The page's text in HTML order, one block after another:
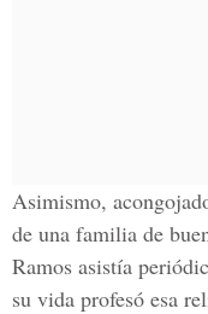
Asimismo,
de una familia de
Ramos asistía
su vida profesó esa